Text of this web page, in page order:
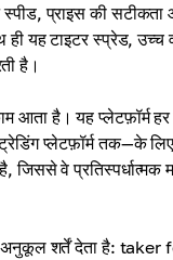
स्पीड, प्राइस की
ही यह टाइटर स्प्रेड, उच्च
है।
आता है। यह प्लेटफ़ॉर्म
प्लेटफ़ॉर्म तक—के लिए
जिससे वे प्रतिस्पर्धात्मक
शर्तें देता है: